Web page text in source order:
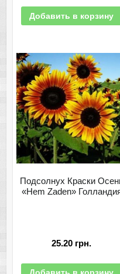
Добавить в корзину
Подсолнух Краски
«Hem Zaden»
25.20 грн.